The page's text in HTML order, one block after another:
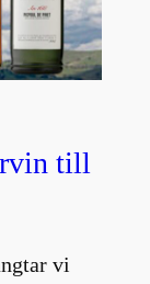
till
vi